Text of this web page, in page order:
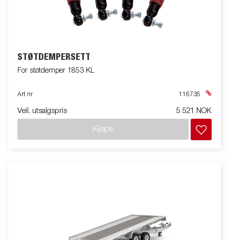
STØTDEMPERSETT
For støtdemper 1853 KL
Art nr 116735
Veil. utsalgspris 5 521 NOK
Kjøpe